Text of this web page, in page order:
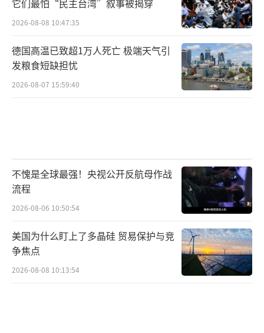
户，资金重新浮出水面时已经洗白，可以用于
和地区代理武装的资金支持。
三兄弟打造的系统在2025年夏天的三个月
在新加坡和马来西亚海域进行船对船转运等方
式，将伊朗的石油运出去，同时让追踪变得几
乎不可能。据反核伊朗联合会的数据，仅在202
5年6月到8月间，伊朗平均每日出口量达到160
万桶。
美国财政部在6月制裁了与扎林格哈拉姆兄
它们最怕“民主台湾”叙事被揭穿
2026-08-08 10:47:35
德国高温已致超1万人死亡 极端天气引
发粮食短缺担忧
2026-08-07 15:59:40
不愧是全球最强！央视公开反航母作战
流程
2026-08-06 10:50:54
美国为什么盯上了多晶硅 贸易保护与竞
争焦点
2026-08-08 10:13:54